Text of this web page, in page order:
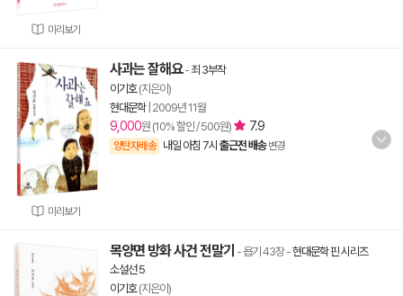
미리보기
미리보기
사과는 잘해요- 죄 3부작
이기호(지은이)
현대문학| 2009년 11월
9,000원 (10% 할인 / 500원) 7.9
양탄자배송 내일 아침 7시 출근전 배송 변경
목양면 방화 사건 전말기 - 욥기 43장-현대문학 핀 시리즈
소설선 5
이기호(지은이)